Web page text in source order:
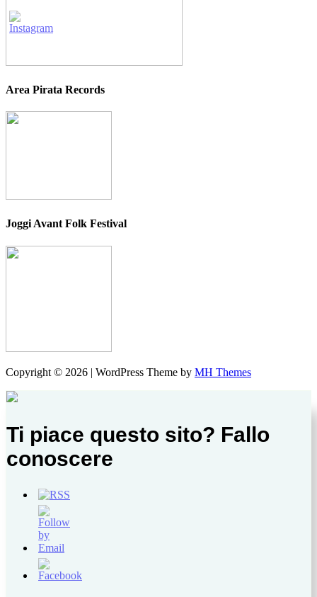
Area Pirata Records
Joggi Avant Folk Festival
Copyright © 2026 | WordPress Theme by MH Themes
Ti piace questo sito? Fallo
conoscere